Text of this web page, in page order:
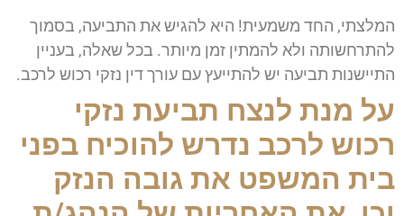
המלצתי, החד משמעית! היא להגיש את התביעה, בסמוך
להתרחשותה ולא להמתין זמן מיותר. בכל שאלה, בעניין
התיישנות תביעה יש להתייעץ עם עורך דין נזקי רכוש לרכב.
על מנת לנצח תביעת נזקי
רכוש לרכב נדרש להוכיח בפני
בית המשפט את גובה הנזק